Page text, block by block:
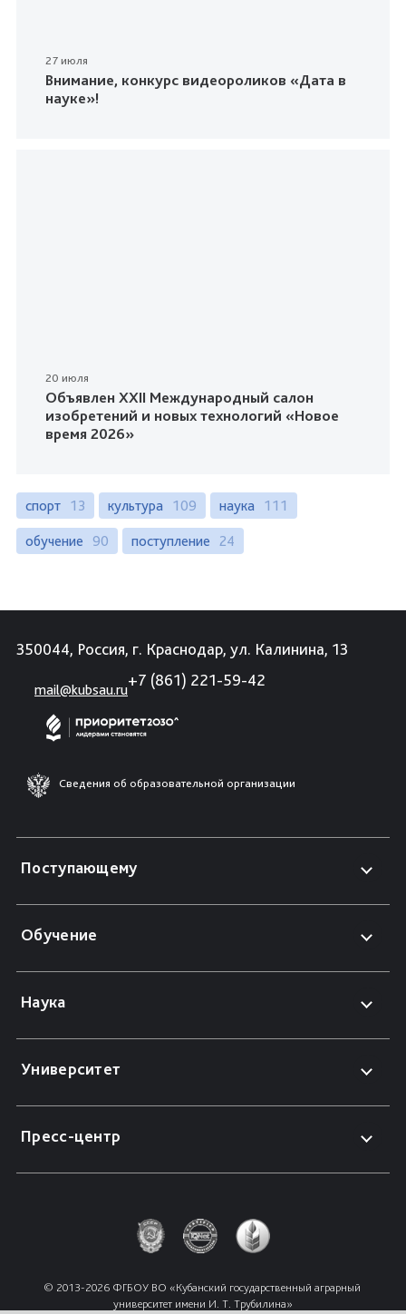
27 июля
Внимание, конкурс видеороликов «Дата в
науке»!
20 июля
Объявлен XXII Международный салон
изобретений и новых технологий «Новое
время 2026»
спорт 13 культура 109 наука 111
обучение 90 поступление 24
350044, Россия, г. Краснодар, ул. Калинина, 13
mail@kubsau.ru
+7 (861) 221-59-42
Сведения об образовательной организации
Поступающему
Обучение
Наука
Университет
Пресс-центр
© 2013-2026 ФГБОУ ВО «Кубанский государственный аграрный
университет имени И. Т. Трубилина»